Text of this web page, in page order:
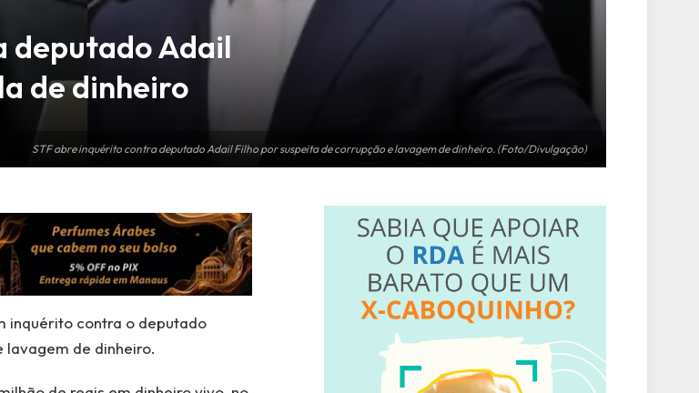
STF abre inquérito contra deputado Adail Filho por suspeita de corrupção e lavagem de dinheiro. (Foto/Divulgação)
deputado Adail
de dinheiro
inquérito contra o deputado
lavagem de dinheiro.